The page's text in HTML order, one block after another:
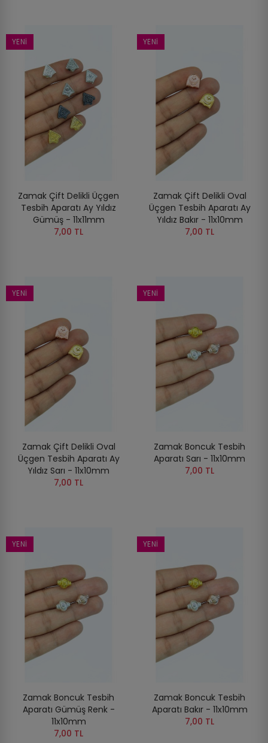
YENI
Zamak Çift Delikli Üçgen
Tesbih Aparatı Ay Yıldız
Gümüş - 11x11mm
7,00 TL
YENI
Zamak Çift Delikli Oval
Üçgen Tesbih Aparatı Ay
Yıldız Bakır - 11x10mm
7,00 TL
YENI
Zamak Çift Delikli Oval
Üçgen Tesbih Aparatı Ay
Yıldız Sarı - 11x10mm
7,00 TL
YENI
Zamak Boncuk Tesbih
Aparatı Sarı - 11x10mm
7,00 TL
YENI
Zamak Boncuk Tesbih
Aparatı Gümüş Renk -
11x10mm
7,00 TL
YENI
Zamak Boncuk Tesbih
Aparatı Bakır - 11x10mm
7,00 TL